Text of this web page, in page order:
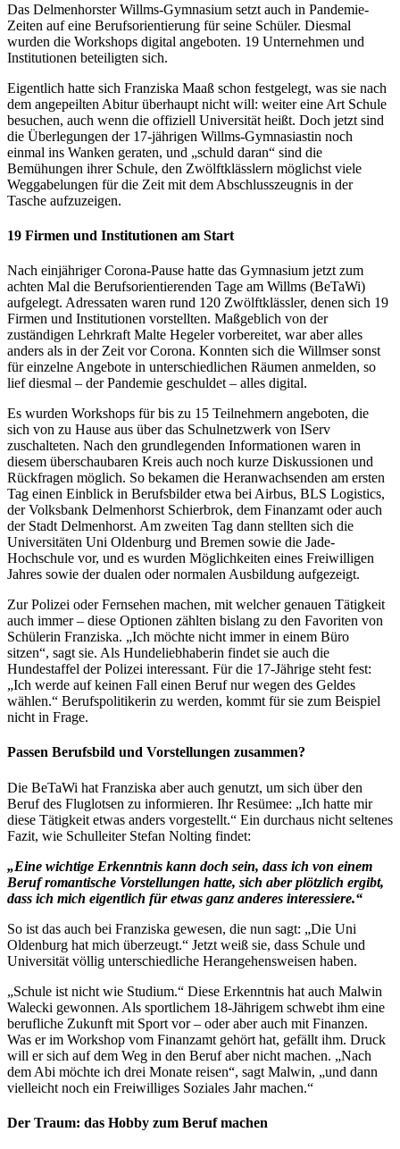
Das Delmenhorster Willms-Gymnasium setzt auch in Pandemie-
Zeiten auf eine Berufsorientierung für seine Schüler. Diesmal
wurden die Workshops digital angeboten. 19 Unternehmen und
Institutionen beteiligten sich.
Eigentlich hatte sich Franziska Maaß schon festgelegt, was sie nach
dem angepeilten Abitur überhaupt nicht will: weiter eine Art Schule
besuchen, auch wenn die offiziell Universität heißt. Doch jetzt sind
die Überlegungen der 17-jährigen Willms-Gymnasiastin noch
einmal ins Wanken geraten, und „schuld daran“ sind die
Bemühungen ihrer Schule, den Zwölftklässlern möglichst viele
Weggabelungen für die Zeit mit dem Abschlusszeugnis in der
Tasche aufzuzeigen.
19 Firmen und Institutionen am Start
Nach einjähriger Corona-Pause hatte das Gymnasium jetzt zum
achten Mal die Berufsorientierenden Tage am Willms (BeTaWi)
aufgelegt. Adressaten waren rund 120 Zwölftklässler, denen sich 19
Firmen und Institutionen vorstellten. Maßgeblich von der
zuständigen Lehrkraft Malte Hegeler vorbereitet, war aber alles
anders als in der Zeit vor Corona. Konnten sich die Willmser sonst
für einzelne Angebote in unterschiedlichen Räumen anmelden, so
lief diesmal – der Pandemie geschuldet – alles digital.
Es wurden Workshops für bis zu 15 Teilnehmern angeboten, die
sich von zu Hause aus über das Schulnetzwerk von IServ
zuschalteten. Nach den grundlegenden Informationen waren in
diesem überschaubaren Kreis auch noch kurze Diskussionen und
Rückfragen möglich. So bekamen die Heranwachsenden am ersten
Tag einen Einblick in Berufsbilder etwa bei Airbus, BLS Logistics,
der Volksbank Delmenhorst Schierbrok, dem Finanzamt oder auch
der Stadt Delmenhorst. Am zweiten Tag dann stellten sich die
Universitäten Uni Oldenburg und Bremen sowie die Jade-
Hochschule vor, und es wurden Möglichkeiten eines Freiwilligen
Jahres sowie der dualen oder normalen Ausbildung aufgezeigt.
Zur Polizei oder Fernsehen machen, mit welcher genauen Tätigkeit
auch immer – diese Optionen zählten bislang zu den Favoriten von
Schülerin Franziska. „Ich möchte nicht immer in einem Büro
sitzen“, sagt sie. Als Hundeliebhaberin findet sie auch die
Hundestaffel der Polizei interessant. Für die 17-Jährige steht fest:
„Ich werde auf keinen Fall einen Beruf nur wegen des Geldes
wählen.“ Berufspolitikerin zu werden, kommt für sie zum Beispiel
nicht in Frage.
Passen Berufsbild und Vorstellungen zusammen?
Die BeTaWi hat Franziska aber auch genutzt, um sich über den
Beruf des Fluglotsen zu informieren. Ihr Resümee: „Ich hatte mir
diese Tätigkeit etwas anders vorgestellt.“ Ein durchaus nicht seltenes
Fazit, wie Schulleiter Stefan Nolting findet:
„Eine wichtige Erkenntnis kann doch sein, dass ich von einem
Beruf romantische Vorstellungen hatte, sich aber plötzlich ergibt,
dass ich mich eigentlich für etwas ganz anderes interessiere.“
So ist das auch bei Franziska gewesen, die nun sagt: „Die Uni
Oldenburg hat mich überzeugt.“ Jetzt weiß sie, dass Schule und
Universität völlig unterschiedliche Herangehensweisen haben.
„Schule ist nicht wie Studium.“ Diese Erkenntnis hat auch Malwin
Walecki gewonnen. Als sportlichem 18-Jährigem schwebt ihm eine
berufliche Zukunft mit Sport vor – oder aber auch mit Finanzen.
Was er im Workshop vom Finanzamt gehört hat, gefällt ihm. Druck
will er sich auf dem Weg in den Beruf aber nicht machen. „Nach
dem Abi möchte ich drei Monate reisen“, sagt Malwin, „und dann
vielleicht noch ein Freiwilliges Soziales Jahr machen.“
Der Traum: das Hobby zum Beruf machen